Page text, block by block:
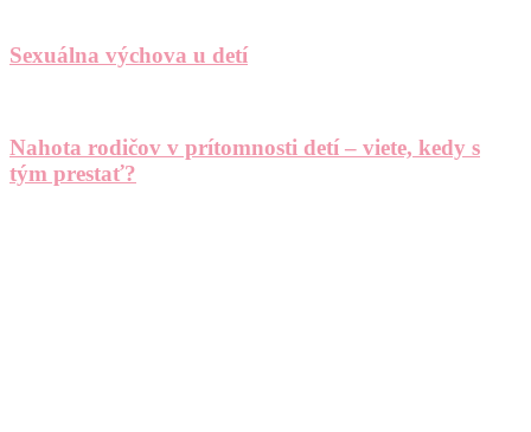
Sexuálna výchova u detí
Nahota rodičov v prítomnosti detí – viete, kedy s
tým prestať?